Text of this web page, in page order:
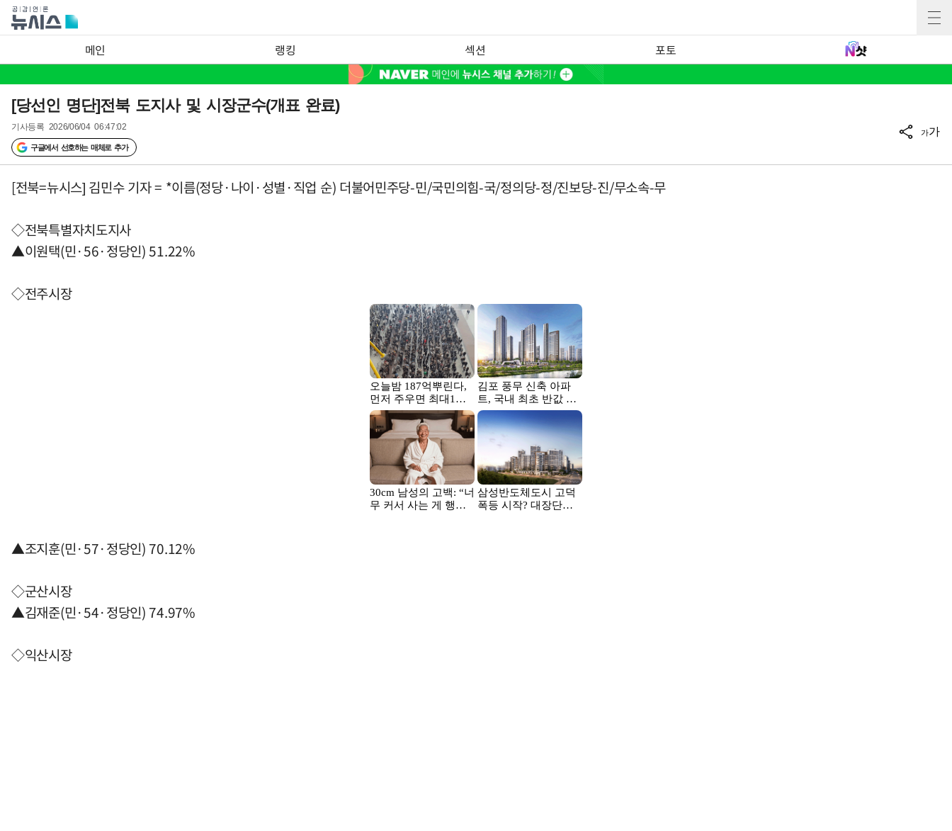
메인 랭킹 섹션 포토
[당선인 명단]전북 도지사 및 시장군수(개표 완료)
기사등록 2026/06/04 06:47:02
구글에서 선호하는 매체로 추가
가가
[전북=뉴시스] 김민수 기자 = *이름(정당·나이·성별·직업 순) 더불어민주당-민/국민의힘-국/정의당-정/진보당-진/무소속-무
◇전북특별자치도지사
▲이원택(민·56·정당인) 51.22%
◇전주시장
▲조지훈(민·57·정당인) 70.12%
◇군산시장
▲김재준(민·54·정당인) 74.97%
◇익산시장